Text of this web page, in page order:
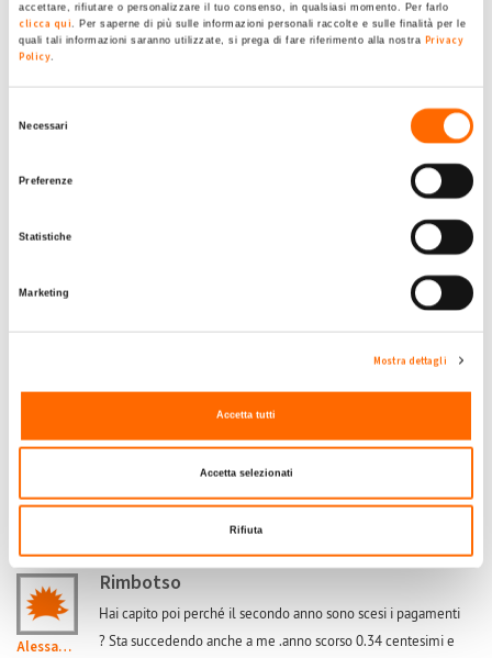
accettare, rifiutare o personalizzare il tuo consenso, in qualsiasi momento. Per farlo
clicca qui. Per saperne di più sulle informazioni personali raccolte e sulle finalità per le
quali tali informazioni saranno utilizzate, si prega di fare riferimento alla nostra Privacy
Policy.
Necessari
Preferenze
Statistiche
Marketing
Mostra dettagli
Accetta tutti
Accetta selezionati
Rifiuta
Submitted by mmienzo on Mer, 21/09/2022 - 15:55
per inserire commenti.
Sab, 22/07/2023 - 22:10
Salve fino al mese gi giugno mi ha no pagato i kw a .15
centesimi. Nel 2022 a 0.33 e il mese di luglio di 2200 kw
immessi percepito 177 euro quindi 0.04. Devo comunicare
qualcosa al gse ?
-1
Accedioregistrati
Alessandra14
Rimbotso
Hai capito poi perché il secondo anno sono scesi i pagamenti
? Sta succedendo anche a me .anno scorso 0.34 centesimi e